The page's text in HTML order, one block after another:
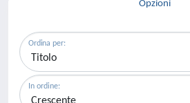
Opzioni
Ordina per:
In ordine: